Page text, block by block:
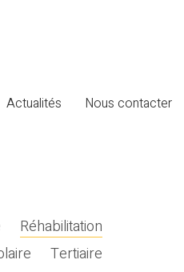
Actualités Nous contacter
Réhabilitation
Tertiaire